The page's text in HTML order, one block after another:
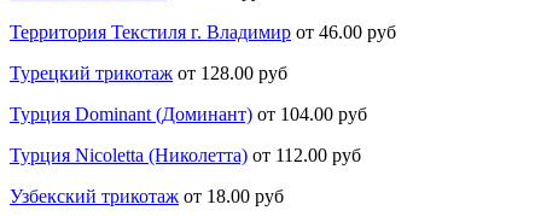
Территория Текстиля г. Владимир от 46.00 руб
Турецкий трикотаж от 128.00 руб
Турция Dominant (Доминант) от 104.00 руб
Турция Nicoletta (Николетта) от 112.00 руб
Узбекский трикотаж от 18.00 руб